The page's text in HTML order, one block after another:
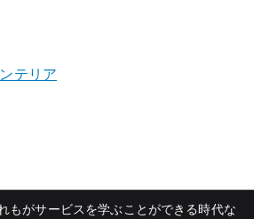
テリア
もがサービスを学ぶことができる時代な